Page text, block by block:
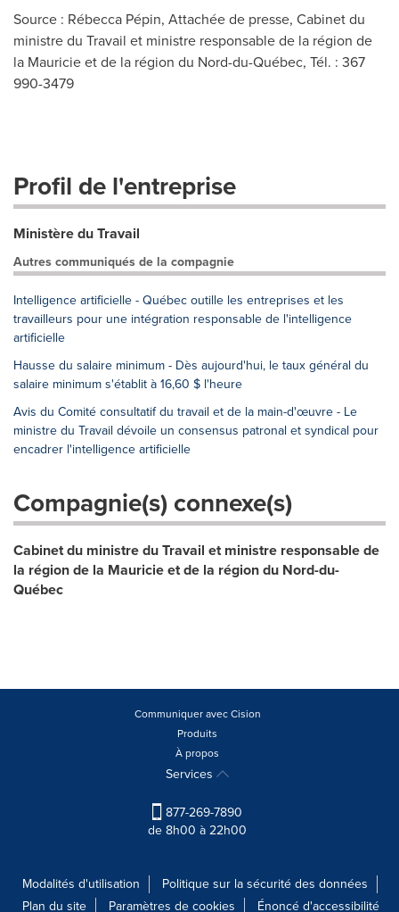
Source : Rébecca Pépin, Attachée de presse, Cabinet du
ministre du Travail et ministre responsable de la région de
la Mauricie et de la région du Nord-du-Québec, Tél. : 367
990-3479
Profil de l'entreprise
Ministère du Travail
Autres communiqués de la compagnie
Intelligence artificielle - Québec outille les entreprises et les
travailleurs pour une intégration responsable de l'intelligence
artificielle
Hausse du salaire minimum - Dès aujourd'hui, le taux général du
salaire minimum s'établit à 16,60 $ l'heure
Avis du Comité consultatif du travail et de la main-d'œuvre - Le
ministre du Travail dévoile un consensus patronal et syndical pour
encadrer l'intelligence artificielle
Compagnie(s) connexe(s)
Cabinet du ministre du Travail et ministre responsable de
la région de la Mauricie et de la région du Nord-du-
Québec
Communiquer avec Cision
Produits
À propos
Services
877-269-7890
de 8h00 à 22h00
Modalités d'utilisation
Politique sur la sécurité des données
Plan du site
Paramètres de cookies Énoncé d'accessibilité